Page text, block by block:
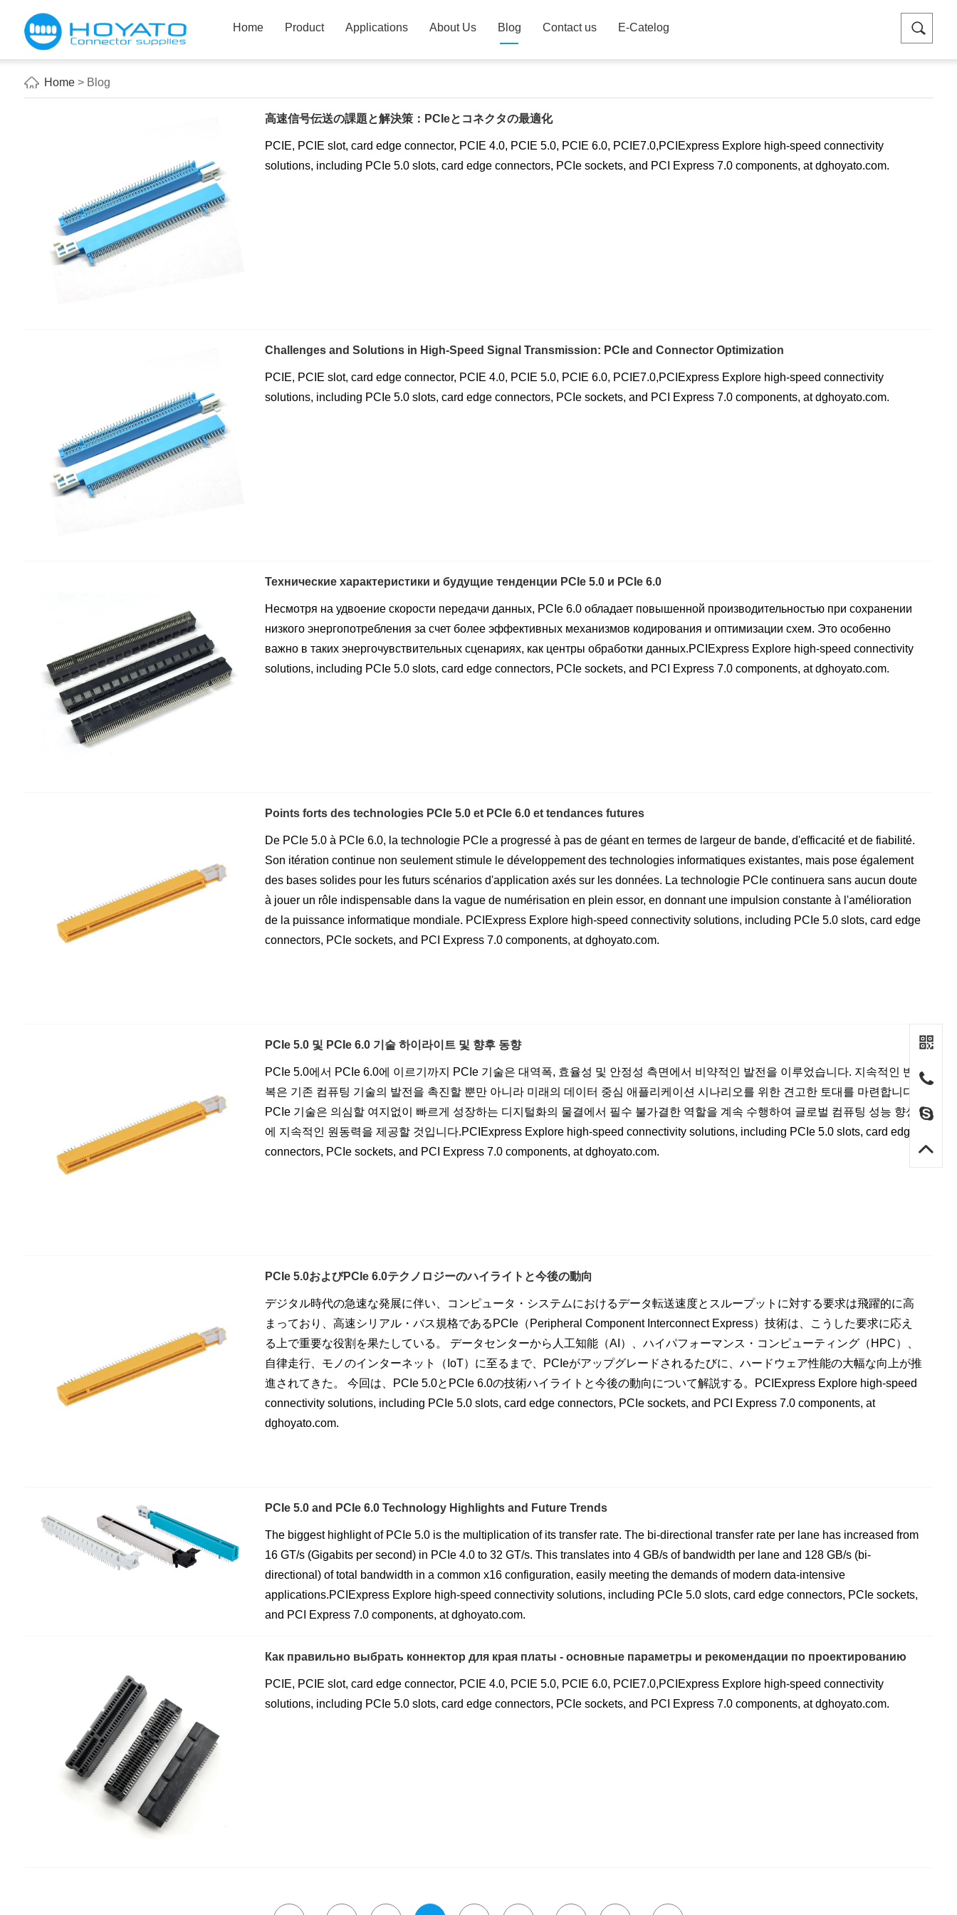
Home Product Applications About Us Blog Contact us E-Catelog
Home> Blog
高速信号伝送の課題と解決策：PCIeとコネクタの最適化
PCIE, PCIE slot, card edge connector, PCIE 4.0, PCIE 5.0, PCIE 6.0, PCIE7.0,PCIExpress Explore high-speed connectivity
solutions, including PCIe 5.0 slots, card edge connectors, PCIe sockets, and PCI Express 7.0 components, at dghoyato.com.
Challenges and Solutions in High-Speed Signal Transmission: PCIe and Connector Optimization
PCIE, PCIE slot, card edge connector, PCIE 4.0, PCIE 5.0, PCIE 6.0, PCIE7.0,PCIExpress Explore high-speed connectivity
solutions, including PCIe 5.0 slots, card edge connectors, PCIe sockets, and PCI Express 7.0 components, at dghoyato.com.
Технические характеристики и будущие тенденции PCIe 5.0 и PCIe 6.0
Несмотря на удвоение скорости передачи данных, PCIe 6.0 обладает повышенной производительностью при сохранении
низкого энергопотребления за счет более эффективных механизмов кодирования и оптимизации схем. Это особенно
важно в таких энергочувствительных сценариях, как центры обработки данных.PCIExpress Explore high-speed connectivity
solutions, including PCIe 5.0 slots, card edge connectors, PCIe sockets, and PCI Express 7.0 components, at dghoyato.com.
Points forts des technologies PCIe 5.0 et PCIe 6.0 et tendances futures
De PCIe 5.0 à PCIe 6.0, la technologie PCIe a progressé à pas de géant en termes de largeur de bande, d'efficacité et de fiabilité.
Son itération continue non seulement stimule le développement des technologies informatiques existantes, mais pose également
des bases solides pour les futurs scénarios d'application axés sur les données. La technologie PCIe continuera sans aucun doute
à jouer un rôle indispensable dans la vague de numérisation en plein essor, en donnant une impulsion constante à l'amélioration
de la puissance informatique mondiale. PCIExpress Explore high-speed connectivity solutions, including PCIe 5.0 slots, card edge
connectors, PCIe sockets, and PCI Express 7.0 components, at dghoyato.com.
PCIe 5.0 및 PCIe 6.0 기술 하이라이트 및 향후 동향
PCIe 5.0에서 PCIe 6.0에 이르기까지 PCIe 기술은 대역폭, 효율성 및 안정성 측면에서 비약적인 발전을 이루었습니다. 지속적인 반
복은 기존 컴퓨팅 기술의 발전을 촉진할 뿐만 아니라 미래의 데이터 중심 애플리케이션 시나리오를 위한 견고한 토대를 마련합니다.
PCIe 기술은 의심할 여지없이 빠르게 성장하는 디지털화의 물결에서 필수 불가결한 역할을 계속 수행하여 글로벌 컴퓨팅 성능 향상
에 지속적인 원동력을 제공할 것입니다.PCIExpress Explore high-speed connectivity solutions, including PCIe 5.0 slots, card edge
connectors, PCIe sockets, and PCI Express 7.0 components, at dghoyato.com.
PCIe 5.0およびPCIe 6.0テクノロジーのハイライトと今後の動向
デジタル時代の急速な発展に伴い、コンピュータ・システムにおけるデータ転送速度とスループットに対する要求は飛躍的に高
まっており、高速シリアル・バス規格であるPCIe（Peripheral Component Interconnect Express）技術は、こうした要求に応え
る上で重要な役割を果たしている。 データセンターから人工知能（AI）、ハイパフォーマンス・コンピューティング（HPC）、
自律走行、モノのインターネット（IoT）に至るまで、PCIeがアップグレードされるたびに、ハードウェア性能の大幅な向上が推
進されてきた。 今回は、PCIe 5.0とPCIe 6.0の技術ハイライトと今後の動向について解説する。PCIExpress Explore high-speed
connectivity solutions, including PCIe 5.0 slots, card edge connectors, PCIe sockets, and PCI Express 7.0 components, at
dghoyato.com.
PCIe 5.0 and PCIe 6.0 Technology Highlights and Future Trends
The biggest highlight of PCIe 5.0 is the multiplication of its transfer rate. The bi-directional transfer rate per lane has increased from
16 GT/s (Gigabits per second) in PCIe 4.0 to 32 GT/s. This translates into 4 GB/s of bandwidth per lane and 128 GB/s (bi-
directional) of total bandwidth in a common x16 configuration, easily meeting the demands of modern data-intensive
applications.PCIExpress Explore high-speed connectivity solutions, including PCIe 5.0 slots, card edge connectors, PCIe sockets,
and PCI Express 7.0 components, at dghoyato.com.
Как правильно выбрать коннектор для края платы - основные параметры и рекомендации по проектированию
PCIE, PCIE slot, card edge connector, PCIE 4.0, PCIE 5.0, PCIE 6.0, PCIE7.0,PCIExpress Explore high-speed connectivity
solutions, including PCIe 5.0 slots, card edge connectors, PCIe sockets, and PCI Express 7.0 components, at dghoyato.com.